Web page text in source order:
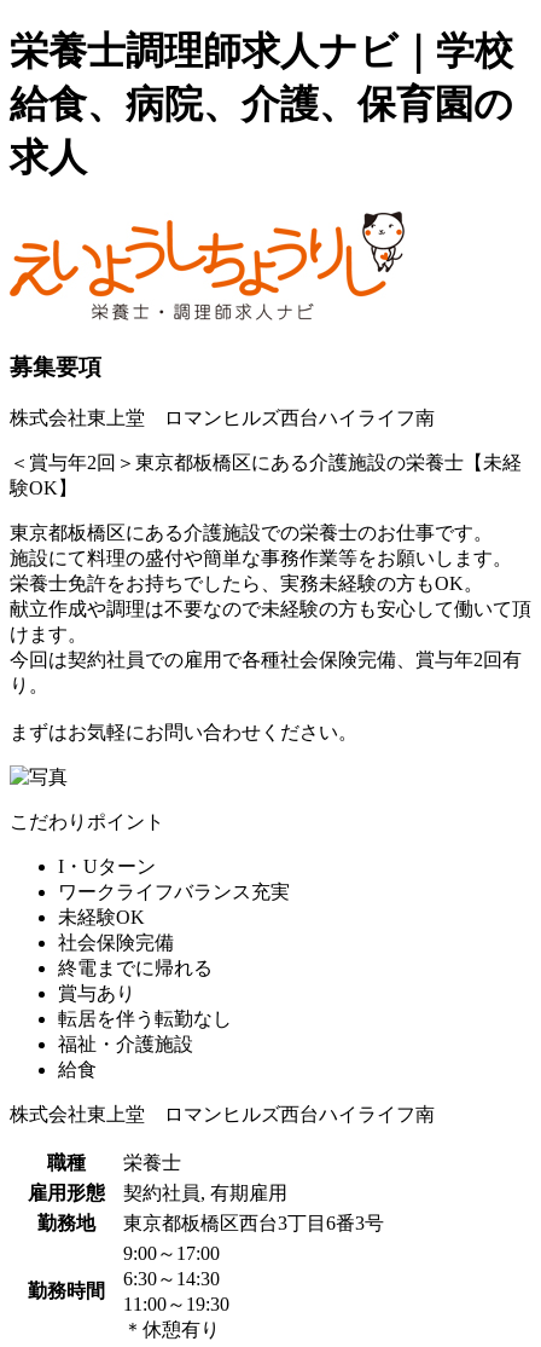
栄養士調理師求人ナビ｜学校
給食、病院、介護、保育園の
求人
募集要項
株式会社東上堂 ロマンヒルズ西台ハイライフ南
＜賞与年2回＞東京都板橋区にある介護施設の栄養士【未経
験OK】
東京都板橋区にある介護施設での栄養士のお仕事です。
施設にて料理の盛付や簡単な事務作業等をお願いします。
栄養士免許をお持ちでしたら、実務未経験の方もOK。
献立作成や調理は不要なので未経験の方も安心して働いて頂
けます。
今回は契約社員での雇用で各種社会保険完備、賞与年2回有
り。
まずはお気軽にお問い合わせください。
こだわりポイント
I・Uターン
ワークライフバランス充実
未経験OK
社会保険完備
終電までに帰れる
賞与あり
転居を伴う転勤なし
福祉・介護施設
給食
株式会社東上堂 ロマンヒルズ西台ハイライフ南
職種
栄養士
雇用形態
契約社員, 有期雇用
勤務地
東京都板橋区西台3丁目6番3号
勤務時間
9:00～17:00
6:30～14:30
11:00～19:30
＊休憩有り